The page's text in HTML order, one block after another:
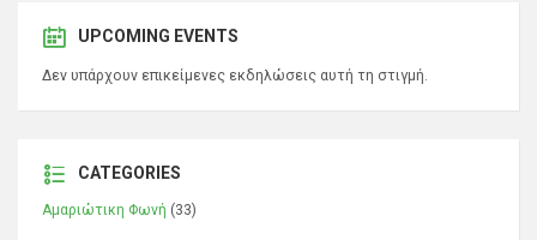
UPCOMING EVENTS
Δεν υπάρχουν επικείμενες εκδηλώσεις αυτή τη στιγμή.
CATEGORIES
Αμαριώτικη Φωνή (33)